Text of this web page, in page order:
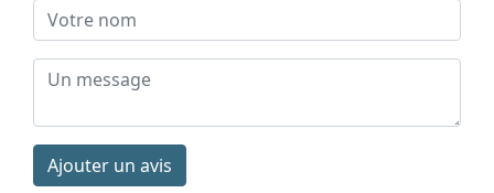
Ajouter un avis